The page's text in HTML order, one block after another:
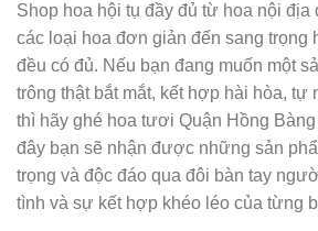
Shop hoa hội tụ đầy đủ từ hoa nội địa
các loại hoa đơn giản đến sang trọng
đều có đủ. Nếu bạn đang muốn một
trông thật bắt mắt, kết hợp hài hòa, tự
thì hãy ghé hoa tươi Quận Hồng
đây bạn sẽ nhận được những sản
trọng và độc đáo qua đôi bàn tay
tình và sự kết hợp khéo léo của từng